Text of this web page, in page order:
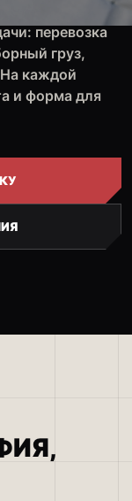
перевозка
груз,
каждой
и форма для